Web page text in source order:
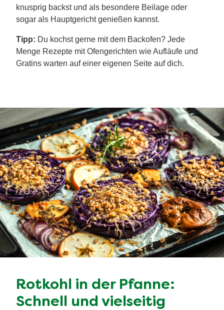
knusprig backst und als besondere Beilage oder
sogar als Hauptgericht genießen kannst.
Tipp: Du kochst gerne mit dem Backofen? Jede
Menge Rezepte mit Ofengerichten wie Aufläufe und
Gratins warten auf einer eigenen Seite auf dich.
Rotkohl in der Pfanne:
Schnell und vielseitig